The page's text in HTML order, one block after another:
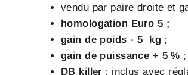
vendu par paire droite et
homologation Euro 5 ;
gain de poids - 5 kg ;
gain de puissance + 5 % ;
DB killer : inclus avec